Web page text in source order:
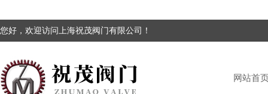
您好，欢迎访问上海祝茂阀门有限公司！
网站首